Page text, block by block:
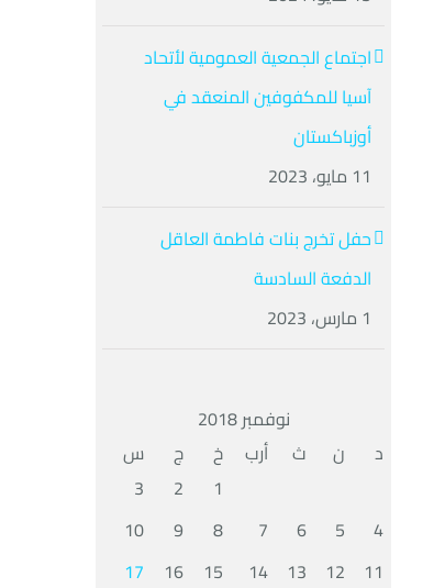
اجتماع الجمعية العمومية لأتحاد
آسيا للمكفوفين المنعقد في
أوزباكستان
11 مايو، 2023
حفل تخرج بنات فاطمة العاقل
الدفعة السادسة
1 مارس، 2023
نوفمبر 2018
د
ن ث أرب خ ج
س
1
2
3
4
5
6
7
8
9
10
11
12
13
14
15
16
17